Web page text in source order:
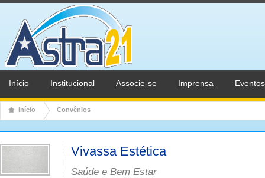
Início Institucional Associe-se Imprensa Eventos
Início Convênios
Vivassa Estética
Saúde e Bem Estar